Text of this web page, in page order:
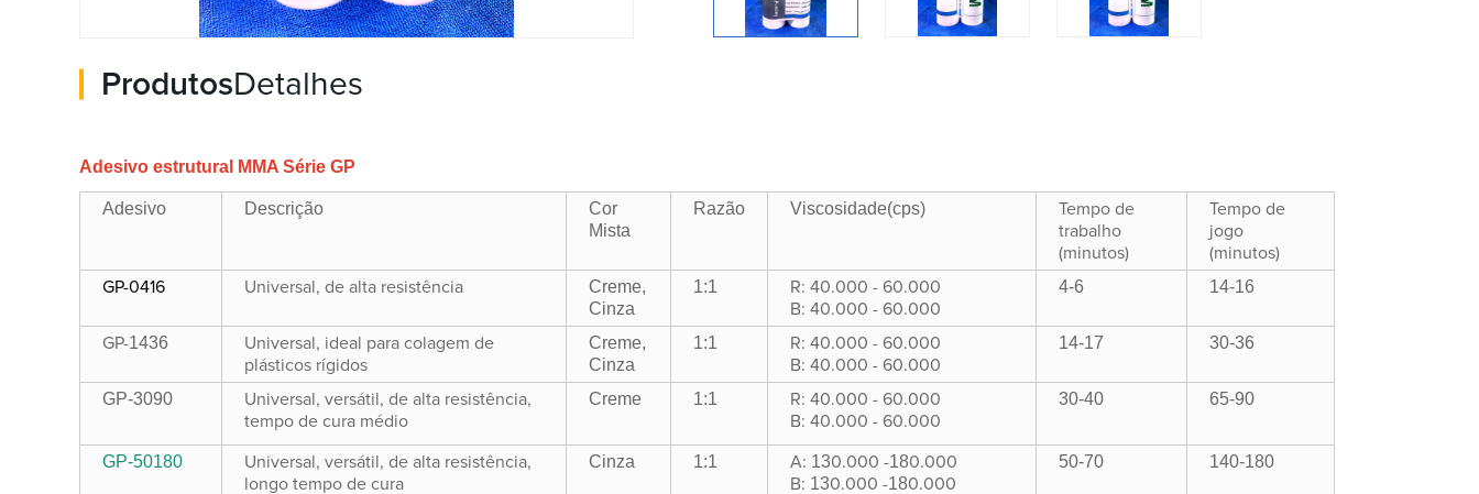
ProdutosDetalhes
Adesivo estrutural MMA Série GP
Adesivo Descrição
Cor
Mista
Razão Viscosidade(cps)
Tempo de
trabalho
(minutos)
Tempo de
jogo
(minutos)
GP-0416
Universal, de alta resistência
Creme,
Cinza
1:1
R: 40.000 - 60.000
B: 40.000 - 60.000
4-6 14-16
GP-1436
Universal, ideal para colagem de
plásticos rígidos
Creme,
Cinza
1:1
R: 40.000 - 60.000
B: 40.000 - 60.000
14-17 30-36
GP-3090
Universal, versátil, de alta resistência,
tempo de cura médio
Creme 1:1
R: 40.000 - 60.000
B: 40.000 - 60.000
30-40 65-90
GP-50180
Universal, versátil, de alta resistência,
longo tempo de cura
Cinza 1:1 A: 130.000 -180.000
B: 130.000 -180.000
50-70 140-180